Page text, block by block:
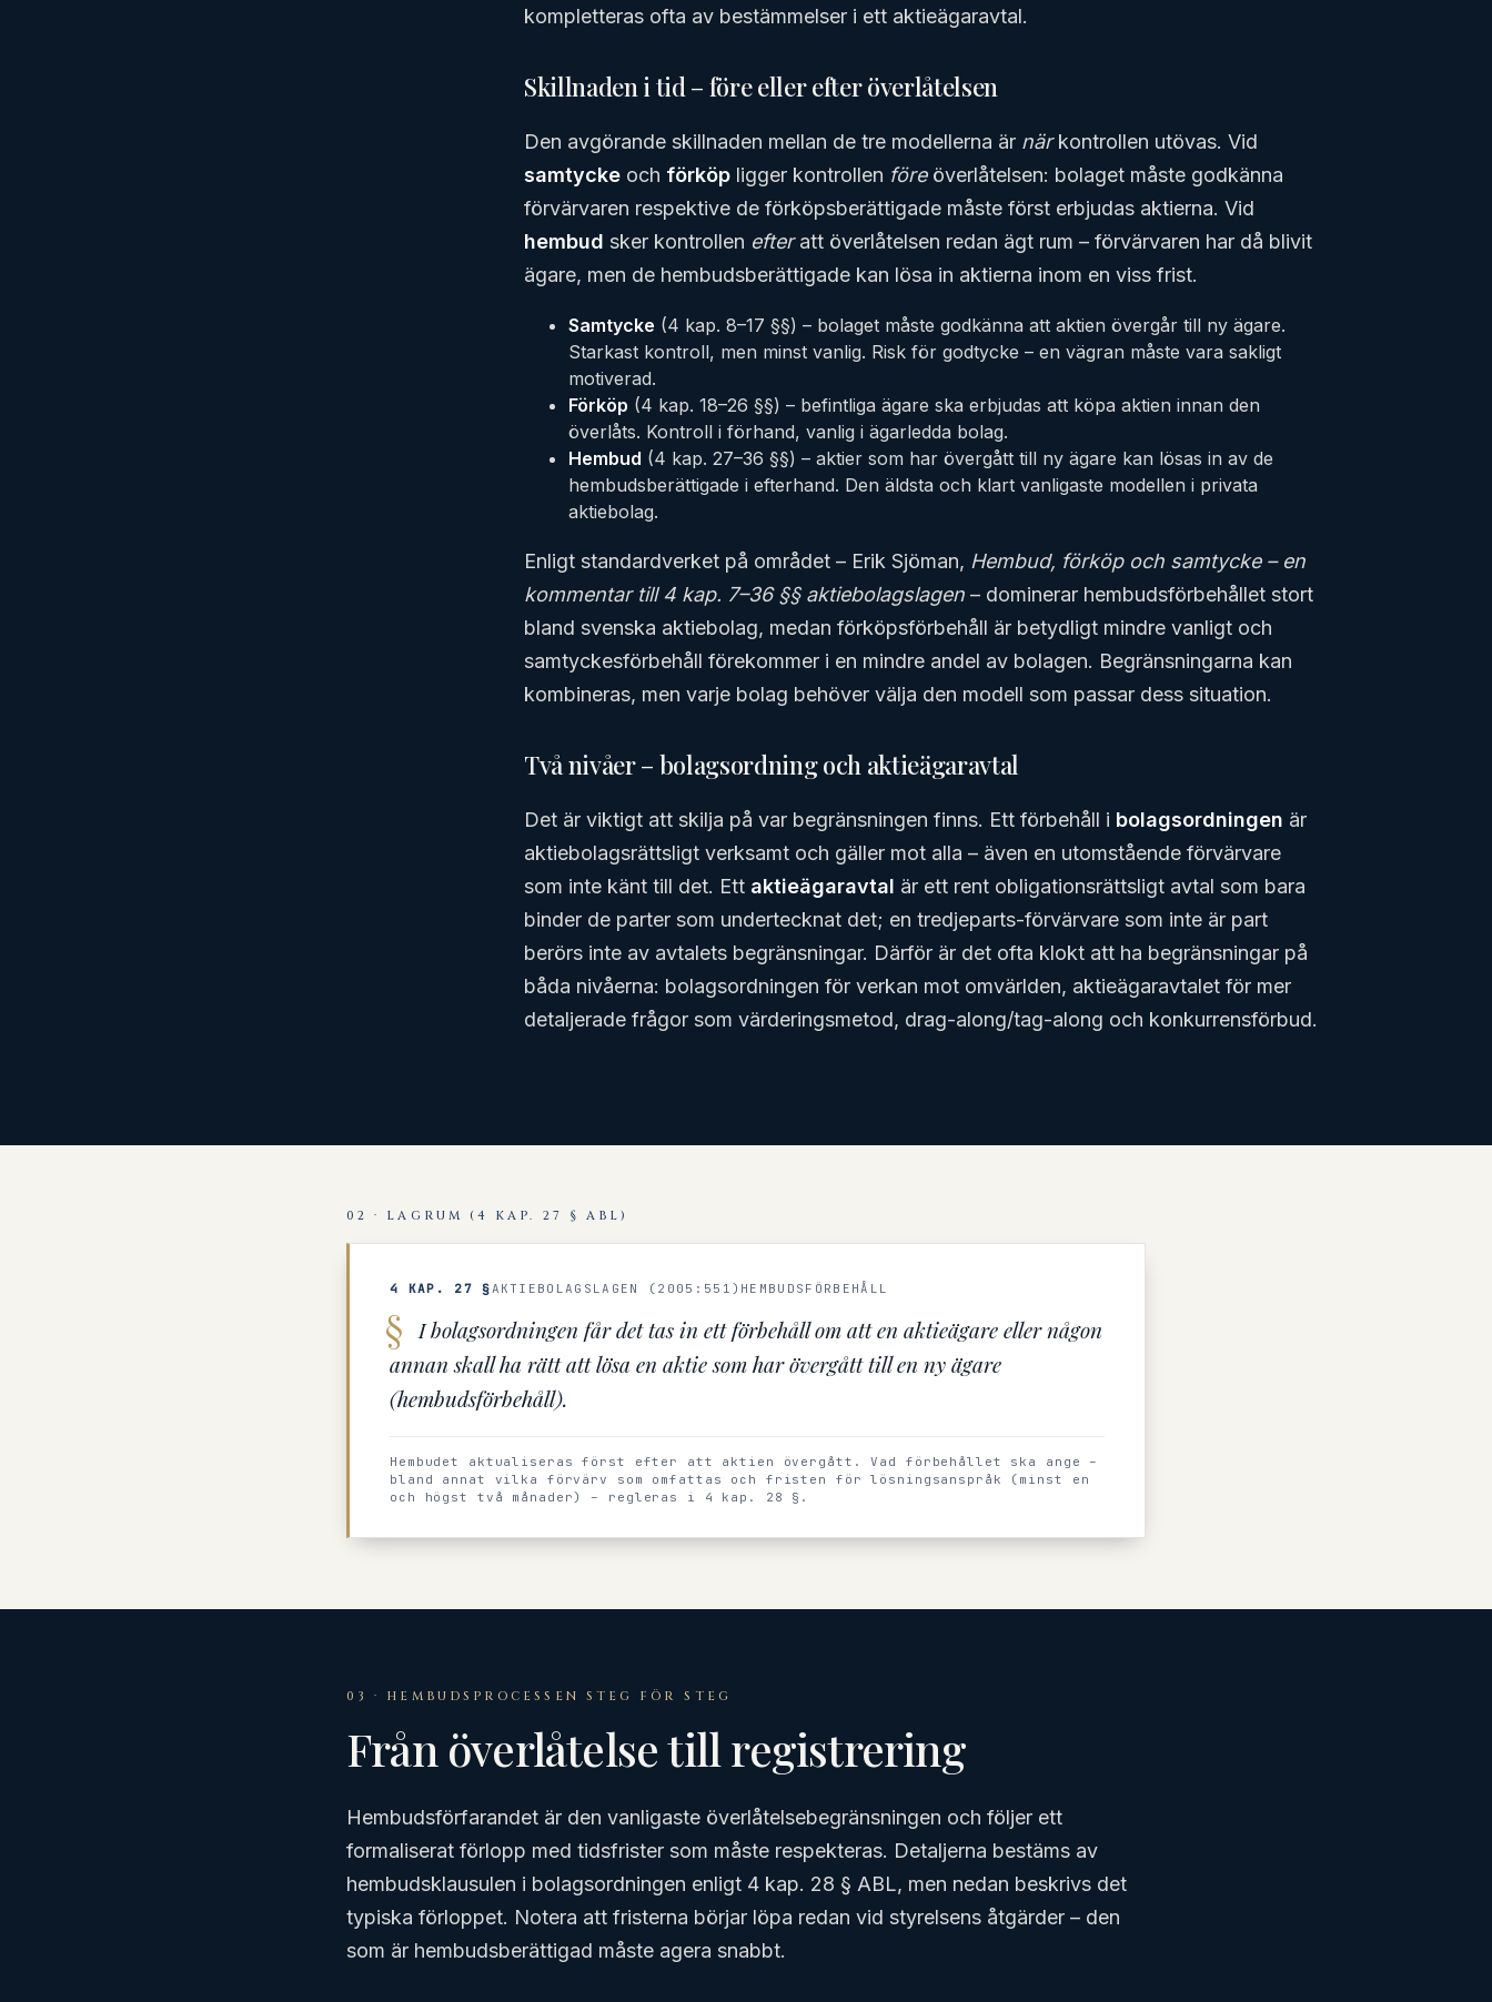
kompletteras ofta av bestämmelser i ett aktieägaravtal.
Skillnaden i tid – före eller efter överlåtelsen
Den avgörande skillnaden mellan de tre modellerna är närkontrollen utövas. Vid
samtycke och förköp ligger kontrollen föreöverlåtelsen: bolaget måste godkänna
förvärvaren respektive de förköpsberättigade måste först erbjudas aktierna. Vid
hembud sker kontrollen efteratt överlåtelsen redan ägt rum – förvärvaren har då blivit
ägare, men de hembudsberättigade kan lösa in aktierna inom en viss frist.
Samtycke (4 kap. 8–17 §§) – bolaget måste godkänna att aktien övergår till ny ägare.
Starkast kontroll, men minst vanlig. Risk för godtycke – en vägran måste vara sakligt
motiverad.
Förköp (4 kap. 18–26 §§) – befintliga ägare ska erbjudas att köpa aktien innan den
överlåts. Kontroll i förhand, vanlig i ägarledda bolag.
Hembud (4 kap. 27–36 §§) – aktier som har övergått till ny ägare kan lösas in av de
hembudsberättigade i efterhand. Den äldsta och klart vanligaste modellen i privata
aktiebolag.
Enligt standardverket på området – Erik Sjöman, Hembud, förköp och samtycke – en
kommentar till 4 kap. 7–36 §§ aktiebolagslagen – dominerar hembudsförbehållet stort
bland svenska aktiebolag, medan förköpsförbehåll är betydligt mindre vanligt och
samtyckesförbehåll förekommer i en mindre andel av bolagen. Begränsningarna kan
kombineras, men varje bolag behöver välja den modell som passar dess situation.
Två nivåer – bolagsordning och aktieägaravtal
Det är viktigt att skilja på var begränsningen finns. Ett förbehåll i bolagsordningen är
aktiebolagsrättsligt verksamt och gäller mot alla – även en utomstående förvärvare
som inte känt till det. Ett aktieägaravtal är ett rent obligationsrättsligt avtal som bara
binder de parter som undertecknat det; en tredjeparts-förvärvare som inte är part
berörs inte av avtalets begränsningar. Därför är det ofta klokt att ha begränsningar på
båda nivåerna: bolagsordningen för verkan mot omvärlden, aktieägaravtalet för mer
detaljerade frågor som värderingsmetod, drag-along/tag-along och konkurrensförbud.
02 · LAGRUM (4 KAP. 27 § ABL)
4 KAP. 27 §AKTIEBOLAGSLAGEN (2005:551) HEMBUDSFÖRBEHÅLL
I bolagsordningen får det tas in ett förbehåll om att en aktieägare eller någon
annan skall ha rätt att lösa en aktie som har övergått till en ny ägare
(hembudsförbehåll).
Hembudet aktualiseras först efter att aktien övergått. Vad förbehållet ska ange –
bland annat vilka förvärv som omfattas och fristen för lösningsanspråk (minst en
och högst två månader) – regleras i 4 kap. 28 §.
03 · HEMBUDSPROCESSEN STEG FÖR STEG
Från överlåtelse till registrering
Hembudsförfarandet är den vanligaste överlåtelsebegränsningen och följer ett
formaliserat förlopp med tidsfrister som måste respekteras. Detaljerna bestäms av
hembudsklausulen i bolagsordningen enligt 4 kap. 28 § ABL, men nedan beskrivs det
typiska förloppet. Notera att fristerna börjar löpa redan vid styrelsens åtgärder – den
som är hembudsberättigad måste agera snabbt.